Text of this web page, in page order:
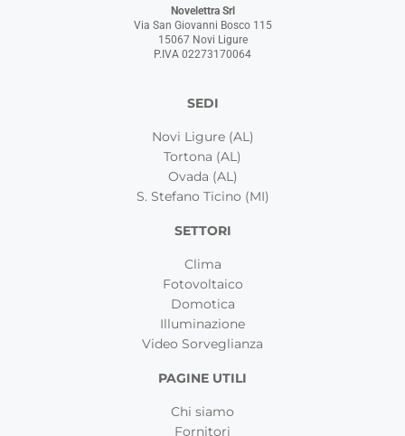
Novelettra Srl
Via San Giovanni Bosco 115
15067 Novi Ligure
P.IVA 02273170064
SEDI
Novi Ligure (AL)
Tortona (AL)
Ovada (AL)
S. Stefano Ticino (MI)
SETTORI
Clima
Fotovoltaico
Domotica
Illuminazione
Video Sorveglianza
PAGINE UTILI
Chi siamo
Fornitori